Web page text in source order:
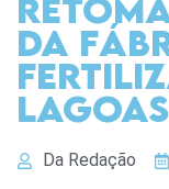
da
Da Redação